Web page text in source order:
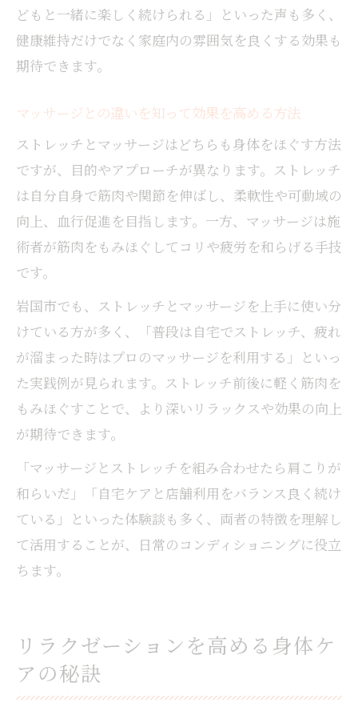
どもと一緒に楽しく続けられる」といった声も多く、
健康維持だけでなく家庭内の雰囲気を良くする効果も
期待できます。
マッサージとの違いを知って効果を高める方法
ストレッチとマッサージはどちらも身体をほぐす方法
ですが、目的やアプローチが異なります。ストレッチ
は自分自身で筋肉や関節を伸ばし、柔軟性や可動域の
向上、血行促進を目指します。一方、マッサージは施
術者が筋肉をもみほぐしてコリや疲労を和らげる手技
です。
岩国市でも、ストレッチとマッサージを上手に使い分
けている方が多く、「普段は自宅でストレッチ、疲れ
が溜まった時はプロのマッサージを利用する」といっ
た実践例が見られます。ストレッチ前後に軽く筋肉を
もみほぐすことで、より深いリラックスや効果の向上
が期待できます。
「マッサージとストレッチを組み合わせたら肩こりが
和らいだ」「自宅ケアと店舗利用をバランス良く続け
ている」といった体験談も多く、両者の特徴を理解し
て活用することが、日常のコンディショニングに役立
ちます。
リラクゼーションを高める身体ケ
アの秘訣